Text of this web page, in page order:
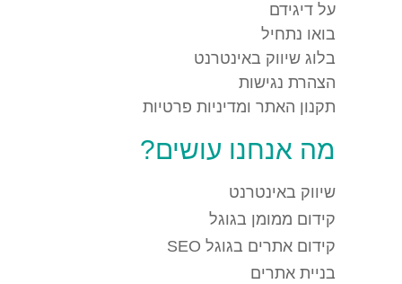
על דיגידם
בואו נתחיל
בלוג שיווק באינטרנט
הצהרת נגישות
תקנון האתר ומדיניות פרטיות
מה אנחנו עושים?
שיווק באינטרנט
קידום ממומן בגוגל
קידום אתרים בגוגל SEO
בניית אתרים